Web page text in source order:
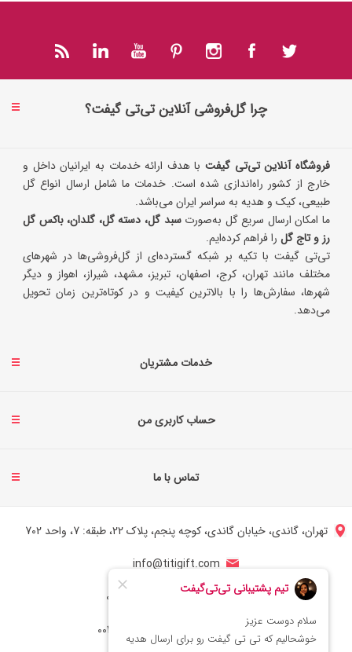
چرا گل‌فروشی آنلاین تی‌تی گیفت؟
فروشگاه آنلاین تی‌تی گیفتبا هدف ارائه خدمات به ایرانیان داخل و
خارج از کشور راه‌اندازی شده است. خدمات ما شامل ارسال انواع گل
طبیعی، کیک و هدیه به سراسر ایران می‌باشد.
ما امکان ارسال سریع گل به‌صورتسبد گل، دسته گل، گلدان، باکس گل
رز و تاج گل را فراهم کرده‌ایم.
تی‌تی گیفت با تکیه بر شبکه گسترده‌ای از گل‌فروشی‌ها در شهرهای
مختلف مانند تهران، کرج، اصفهان، تبریز، مشهد، شیراز، اهواز و دیگر
شهرها، سفارش‌ها را با بالاترین کیفیت و در کوتاه‌ترین زمان تحویل
می‌دهد.
خدمات مشتریان
حساب کاربری من
تماس با ما
تهران، گاندی، خیابان گاندی، کوچه پنجم، پلاک 22، طبقه: 7، واحد 702
info@titigift.com
شماره تماس ایران: 02166066403
شماره تماس آمریکا: 0014088054942